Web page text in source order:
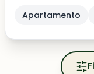
Apartamento